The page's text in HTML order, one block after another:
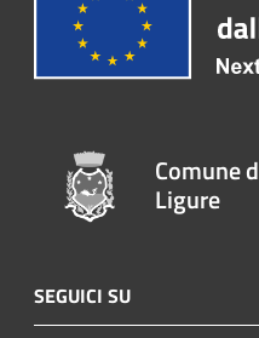
Comune
Ligure
SEGUICI SU